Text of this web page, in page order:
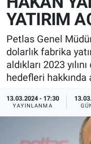
YATIRIM
Petlas Genel
dolarlık fabrika
aldıkları 2023
hedefleri hakkında
13.03.2024 - 17:30
YAYINLANMA
HaberOrtak
EndüstriST
Enerjisini
Endüstri 4.0
Ağır Sanayi